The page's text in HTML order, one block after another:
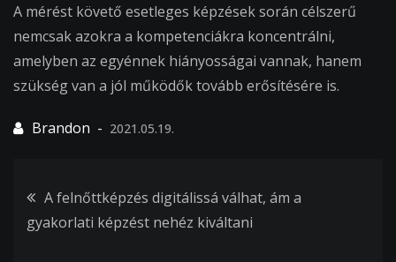
A mérést követő esetleges képzések során célszerű
nemcsak azokra a kompetenciákra koncentrálni,
amelyben az egyénnek hiányosságai vannak, hanem
szükség van a jól működők tovább erősítésére is.
2021.05.19.
Bejegyzés
A felnőttképzés digitálissá válhat, ám a
gyakorlati képzést nehéz kiváltani